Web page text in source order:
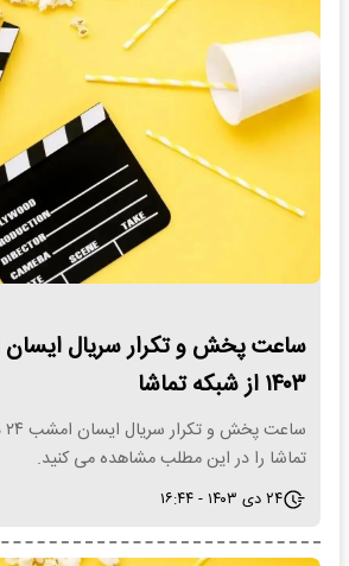
۱۴۰۳ از شبکه تماشا
تماشا را در این مطلب مشاهده می کنید.
۲۴ دی ۱۴۰۳ - ۱۶:۴۴